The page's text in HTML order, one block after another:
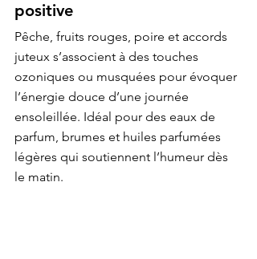
positive
Pêche, fruits rouges, poire et accords
juteux s’associent à des touches
ozoniques ou musquées pour évoquer
l’énergie douce d’une journée
ensoleillée. Idéal pour des eaux de
parfum, brumes et huiles parfumées
légères qui soutiennent l’humeur dès
le matin.